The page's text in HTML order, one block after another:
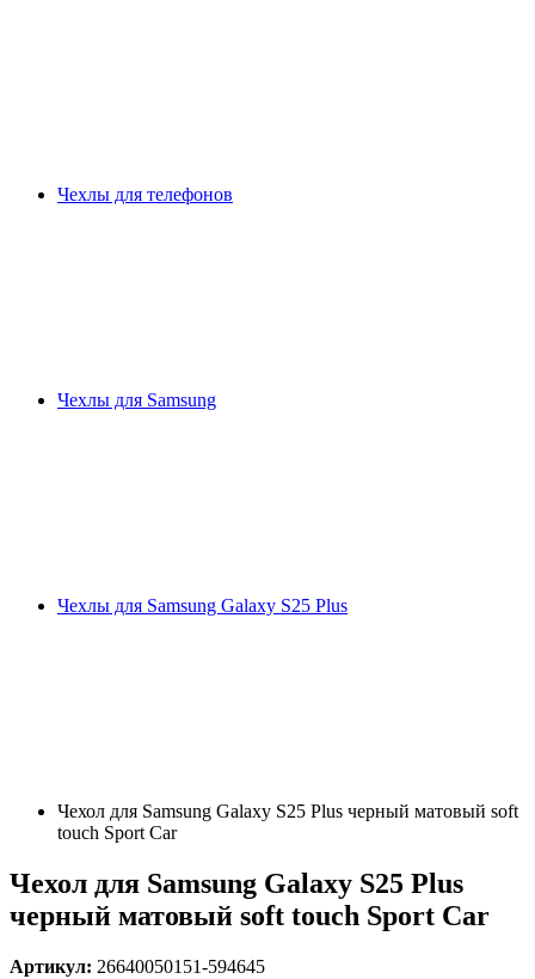
Чехлы для телефонов
Чехлы для Samsung
Чехлы для Samsung Galaxy S25 Plus
Чехол для Samsung Galaxy S25 Plus черный матовый soft
touch Sport Car
Чехол для Samsung Galaxy S25 Plus
черный матовый soft touch Sport Car
Артикул: 26640050151-594645